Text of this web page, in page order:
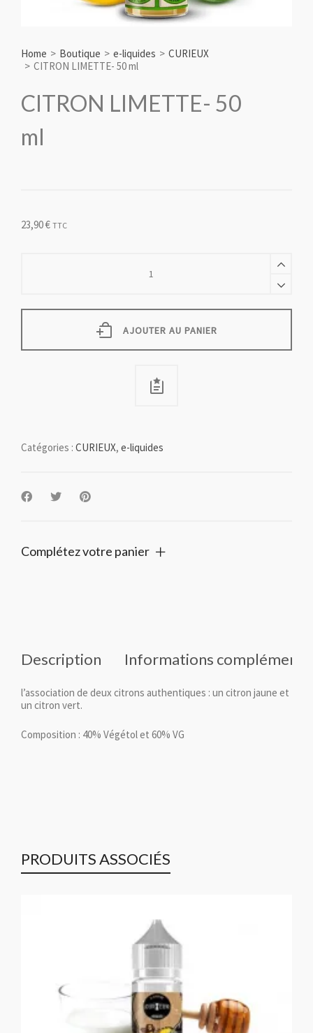
Home > Boutique > e-liquides > CURIEUX
> CITRON LIMETTE- 50 ml
CITRON LIMETTE- 50
ml
23,90€ TTC
quantity
AJOUTER AU PANIER
Catégories : CURIEUX, e-liquides
Complétez votre panier
Description Informations
l’association de deux citrons authentiques : un citron jaune et
un citron vert.
Composition : 40% Végétol et 60% VG
PRODUITS ASSOCIÉS